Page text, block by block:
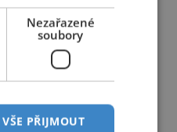
Nezařazené
soubory
VŠE PŘIJMOUT